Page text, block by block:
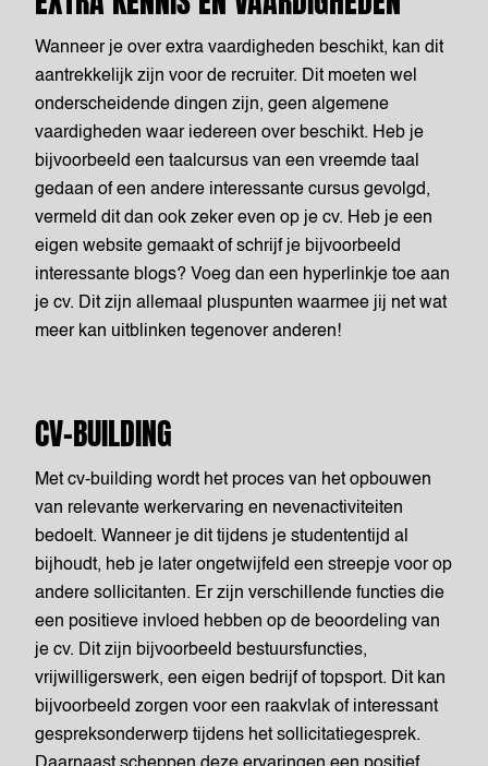
Wanneer je over extra vaardigheden beschikt, kan dit
aantrekkelijk zijn voor de recruiter. Dit moeten wel
onderscheidende dingen zijn, geen algemene
vaardigheden waar iedereen over beschikt. Heb je
bijvoorbeeld een taalcursus van een vreemde taal
gedaan of een andere interessante cursus gevolgd,
vermeld dit dan ook zeker even op je cv. Heb je een
eigen website gemaakt of schrijf je bijvoorbeeld
interessante blogs? Voeg dan een hyperlinkje toe aan
je cv. Dit zijn allemaal pluspunten waarmee jij net wat
meer kan uitblinken tegenover anderen!
CV-BUILDING
Met cv-building wordt het proces van het opbouwen
van relevante werkervaring en nevenactiviteiten
bedoelt. Wanneer je dit tijdens je studententijd al
bijhoudt, heb je later ongetwijfeld een streepje voor op
andere sollicitanten. Er zijn verschillende functies die
een positieve invloed hebben op de beoordeling van
je cv. Dit zijn bijvoorbeeld bestuursfuncties,
vrijwilligerswerk, een eigen bedrijf of topsport. Dit kan
bijvoorbeeld zorgen voor een raakvlak of interessant
gespreksonderwerp tijdens het sollicitatiegesprek.